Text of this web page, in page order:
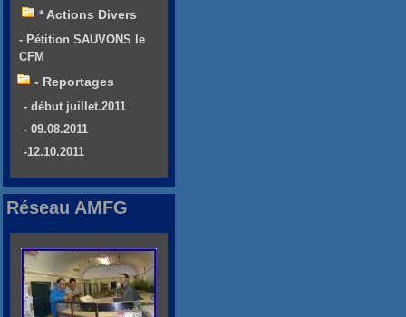
* Actions Divers
- Pétition SAUVONS le
CFM
- Reportages
- début juillet.2011
- 09.08.2011
-12.10.2011
Réseau AMFG